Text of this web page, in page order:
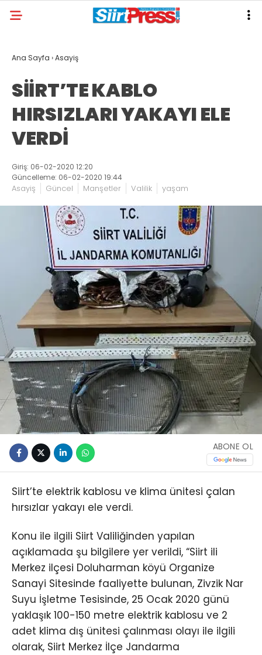
Ana Sayfa ›Asayiş
SİİRT’TE KABLO
HIRSIZLARI YAKAYI ELE
VERDİ
Giriş: 06-02-2020 12:20
Güncelleme: 06-02-2020 19:44
Asayiş Güncel Manşetler Valilik yaşam
ABONE OL
Siirt’te elektrik kablosu ve klima ünitesi çalan
hırsızlar yakayı ele verdi.
Konu ile ilgili Siirt Valiliğinden yapılan
açıklamada şu bilgilere yer verildi, “Siirt ili
Merkez ilçesi Doluharman köyü Organize
Sanayi Sitesinde faaliyette bulunan, Zivzik Nar
Suyu İşletme Tesisinde, 25 Ocak 2020 günü
yaklaşık 100-150 metre elektrik kablosu ve 2
adet klima dış ünitesi çalınması olayı ile ilgili
olarak, Siirt Merkez İlçe Jandarma